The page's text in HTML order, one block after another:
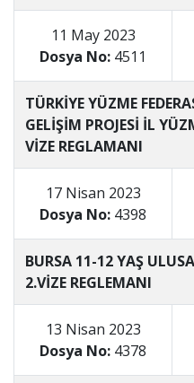
11 May 2023
Dosya No: 4511
TÜRKİYE YÜZME
GELİŞİM PROJESİ İL
VİZE REGLAMANI
17 Nisan 2023
Dosya No: 4398
BURSA 11-12 YAŞ
2.VİZE REGLEMANI
13 Nisan 2023
Dosya No: 4378